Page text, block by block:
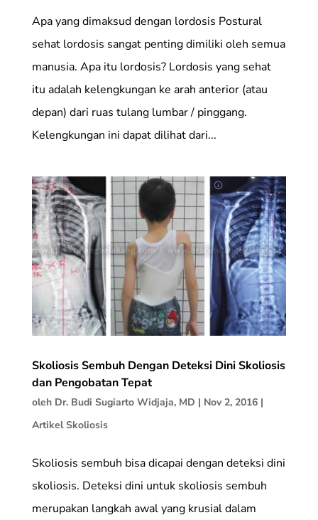
Apa yang dimaksud dengan lordosis Postural
sehat lordosis sangat penting dimiliki oleh semua
manusia. Apa itu lordosis? Lordosis yang sehat
itu adalah kelengkungan ke arah anterior (atau
depan) dari ruas tulang lumbar / pinggang.
Kelengkungan ini dapat dilihat dari...
Skoliosis Sembuh Dengan Deteksi Dini Skoliosis
dan Pengobatan Tepat
oleh Dr. Budi Sugiarto Widjaja, MD | Nov 2, 2016|
Artikel Skoliosis
Skoliosis sembuh bisa dicapai dengan deteksi dini
skoliosis. Deteksi dini untuk skoliosis sembuh
merupakan langkah awal yang krusial dalam